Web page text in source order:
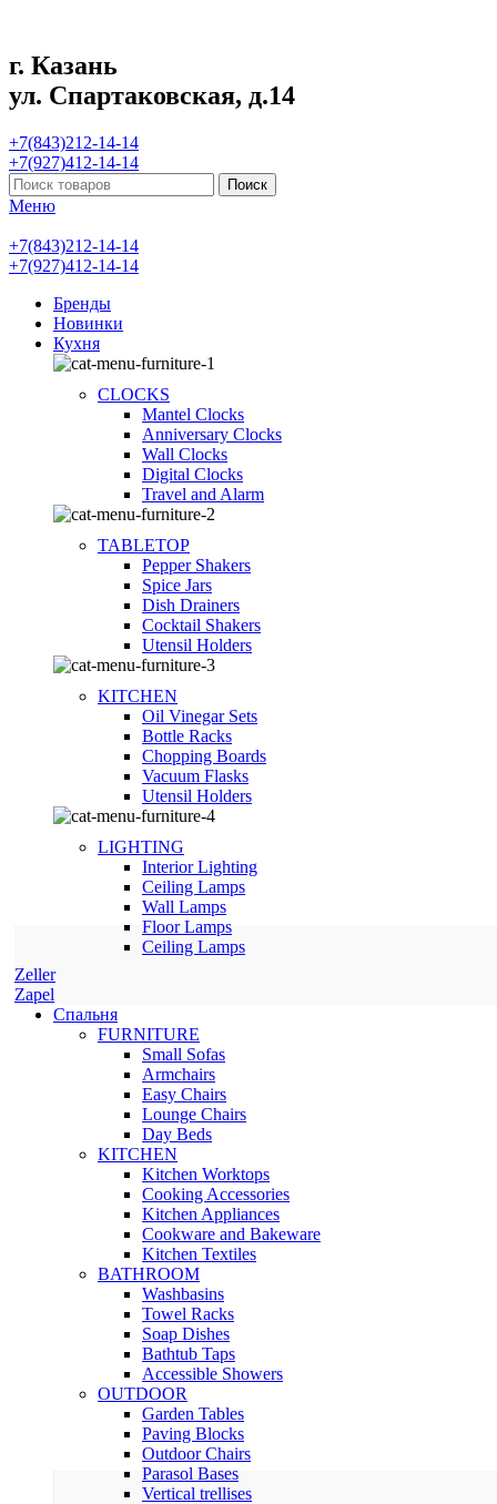
г. Казань
ул. Спартаковская, д.14
+7(843)212-14-14
+7(927)412-14-14
Поиск
Меню
+7(843)212-14-14
+7(927)412-14-14
Бренды
Новинки
Кухня
CLOCKS
Mantel Clocks
Anniversary Clocks
Wall Clocks
Digital Clocks
Travel and Alarm
TABLETOP
Pepper Shakers
Spice Jars
Dish Drainers
Сocktail Shakers
Utensil Holders
KITCHEN
Oil Vinegar Sets
Bottle Racks
Chopping Boards
Vacuum Flasks
Utensil Holders
LIGHTING
Interior Lighting
Ceiling Lamps
Wall Lamps
Floor Lamps
Ceiling Lamps
Zeller
Zapel
Спальня
FURNITURE
Small Sofas
Armchairs
Easy Chairs
Lounge Chairs
Day Beds
KITCHEN
Kitchen Worktops
Cooking Accessories
Kitchen Appliances
Cookware and Bakeware
Kitchen Textiles
BATHROOM
Washbasins
Towel Racks
Soap Dishes
Bathtub Taps
Accessible Showers
OUTDOOR
Garden Tables
Paving Blocks
Outdoor Chairs
Parasol Bases
Vertical trellises